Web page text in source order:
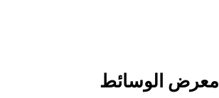
معرض الوسائط